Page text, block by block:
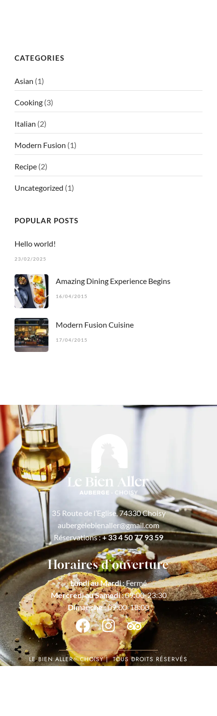
CATEGORIES
Asian (1)
Cooking (3)
Italian (2)
Modern Fusion (1)
Recipe (2)
Uncategorized (1)
POPULAR POSTS
Hello world!
23/02/2025
Amazing Dining Experience Begins
16/04/2015
Modern Fusion Cuisine
17/04/2015
35 Route de l’Eglise, 74330 Choisy
aubergelebienaller@gmail.com
Réservations :+ 33 4 50 77 93 59
Horaires d'ouverture
Lundi au Mardi: Fermé
Mercredi au Samedi: 09:00-23:30
Dimanche: 09:00-18:00
LE BIEN ALLER•CHOISY | TOUS DROITS RÉSERVÉS
35 Route de l’Eglise, 74330 Choisy
LE BIEN ALLER • CRUSEILLES
2 Rue des Frères, 74350 Cruseilles